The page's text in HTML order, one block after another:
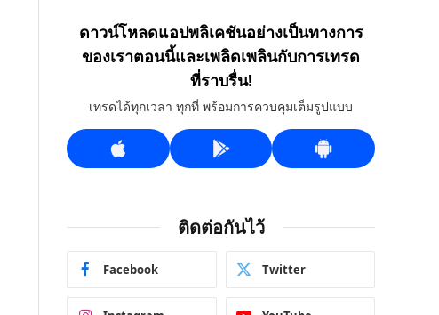
ดาวน์โหลดแอปพลิเคชันอย่างเป็นทางการ
ของเราตอนนี้และเพลิดเพลินกับการเทรด
ที่ราบรื่น!
เทรดได้ทุกเวลา ทุกที่ พร้อมการควบคุมเต็มรูปแบบ
ติดต่อกันไว้
Facebook Twitter